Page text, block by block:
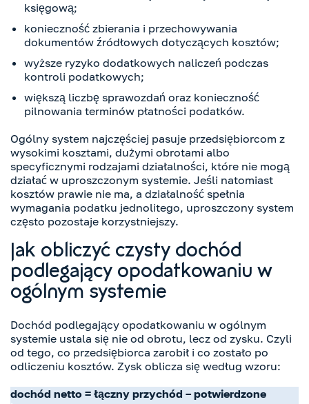
księgową;
konieczność zbierania i przechowywania
dokumentów źródłowych dotyczących kosztów;
wyższe ryzyko dodatkowych naliczeń podczas
kontroli podatkowych;
większą liczbę sprawozdań oraz konieczność
pilnowania terminów płatności podatków.
Ogólny system najczęściej pasuje przedsiębiorcom z
wysokimi kosztami, dużymi obrotami albo
specyficznymi rodzajami działalności, które nie mogą
działać w uproszczonym systemie. Jeśli natomiast
kosztów prawie nie ma, a działalność spełnia
wymagania podatku jednolitego, uproszczony system
często pozostaje korzystniejszy.
Jak obliczyć czysty dochód
podlegający opodatkowaniu w
ogólnym systemie
Dochód podlegający opodatkowaniu w ogólnym
systemie ustala się nie od obrotu, lecz od zysku. Czyli
od tego, co przedsiębiorca zarobił i co zostało po
odliczeniu kosztów. Zysk oblicza się według wzoru:
dochód netto = łączny przychód – potwierdzone